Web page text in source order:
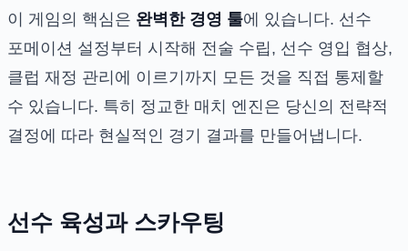
이 게임의 핵심은 완벽한 경영 툴에 있습니다. 선수
포메이션 설정부터 시작해 전술 수립, 선수 영입 협상,
클럽 재정 관리에 이르기까지 모든 것을 직접 통제할
수 있습니다. 특히 정교한 매치 엔진은 당신의 전략적
결정에 따라 현실적인 경기 결과를 만들어냅니다.
선수 육성과 스카우팅